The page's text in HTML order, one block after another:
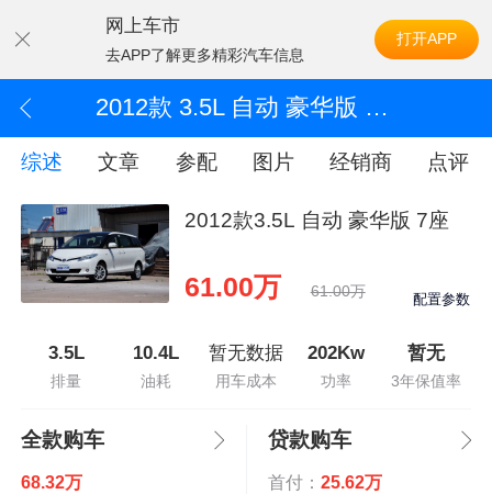
网上车市
去APP了解更多精彩汽车信息
打开APP
2012款 3.5L 自动 豪华版 7座
综述 文章 参配 图片 经销商 点评
2012款3.5L 自动 豪华版 7座
61.00万 61.00万 配置参数
3.5L
排量
10.4L
油耗
暂无数据
用车成本
202Kw
功率
暂无
3年保值率
全款购车
68.32万
贷款购车
首付： 25.62万